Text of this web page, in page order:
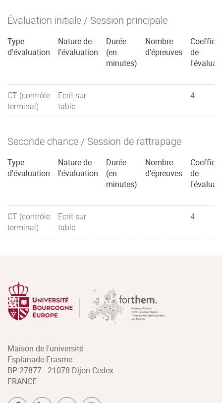
Évaluation initiale / Session principale
Type
d'évaluation
Nature de
l'évaluation
Durée
(en
minutes)
Nombre
d'épreuves
de
CT (contrôle
terminal)
Ecrit sur
table
4
Seconde chance / Session de rattrapage
Type
d'évaluation
Nature de
l'évaluation
Durée
(en
minutes)
Nombre
d'épreuves
de
CT (contrôle
terminal)
Ecrit sur
table
4
Maison de l'université
Esplanade Erasme
BP 27877 - 21078 Dijon Cedex
FRANCE